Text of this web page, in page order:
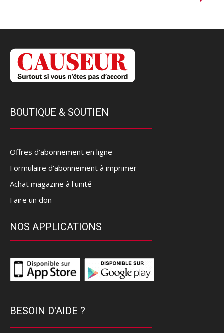
BOUTIQUE & SOUTIEN
Offres d’abonnement en ligne
Formulaire d'abonnement à imprimer
Achat magazine à l'unité
Faire un don
NOS APPLICATIONS
BESOIN D'AIDE ?